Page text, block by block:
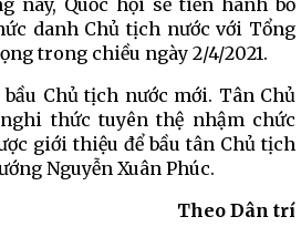
nay, Quốc hội sẽ tiến hành bỏ
danh Chủ tịch nước với Tổng
trong chiều ngày 2/4/2021.
bầu Chủ tịch nước mới. Tân Chủ
thức tuyên thệ nhậm chức
giới thiệu để bầu tân Chủ tịch
Nguyễn Xuân Phúc.
Theo Dân trí